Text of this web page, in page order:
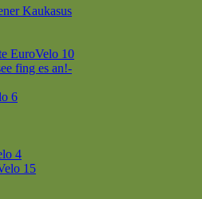
Kaukasus
EuroVelo 10
fing es an!-
6
4
15